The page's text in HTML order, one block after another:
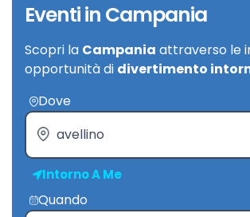
Eventi in Campania
Scopri la Campania attraverso le
opportunità di divertimento
Dove
Intorno A Me
Quando